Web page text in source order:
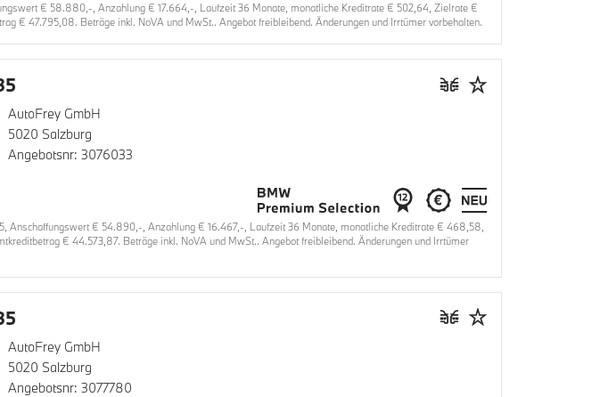
€ 58.880,-, Anzahlung € 17.664,-, Laufzeit 36 Monate, monatliche Kreditrate € 502,64, Zielrate €
€ 47.795,08. Beträge inkl. NoVA und MwSt.. Angebot freibleibend. Änderungen und Irrtümer vorbehalten.
AutoFrey GmbH
5020 Salzburg
Angebotsnr: 3076033
Anschaffungswert € 54.890,-, Anzahlung € 16.467,-, Laufzeit 36 Monate, monatliche Kreditrate € 468,58,
€ 44.573,87. Beträge inkl. NoVA und MwSt.. Angebot freibleibend. Änderungen und Irrtümer
AutoFrey GmbH
5020 Salzburg
Angebotsnr: 3077780